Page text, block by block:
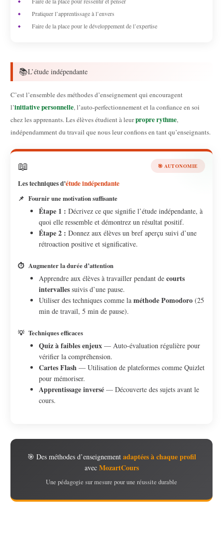
Pratiquer l’apprentissage à l’envers
Faire de la place pour le développement de l’expertise
📚L’étude indépendante
C’est l’ensemble des méthodes d’enseignement qui encouragent
l’initiative personnelle, l’auto-perfectionnement et la confiance en soi
chez les apprenants. Les élèves étudient à leurpropre rythme,
indépendamment du travail que nous leur confions en tant qu’enseignants.
📖 🎯 AUTONOMIE
Les techniques d’étude indépendante
📌 Fournir une motivation suffisante
Étape 1 : Décrivez ce que signifie l’étude indépendante, à
quoi elle ressemble et démontrez un résultat positif.
Étape 2 : Donnez aux élèves un bref aperçu suivi d’une
rétroaction positive et significative.
⏱️ Augmenter la durée d’attention
Apprendre aux élèves à travailler pendant decourts
intervalles suivis d’une pause.
Utiliser des techniques comme laméthode Pomodoro (25
min de travail, 5 min de pause).
💡 Techniques efficaces
Quiz à faibles enjeux — Auto-évaluation régulière pour
vérifier la compréhension.
Cartes Flash — Utilisation de plateformes comme Quizlet
pour mémoriser.
Apprentissage inversé — Découverte des sujets avant le
cours.
🎯 Des méthodes d’enseignement adaptées à chaque profil
avec MozartCours
Une pédagogie sur mesure pour une réussite durable